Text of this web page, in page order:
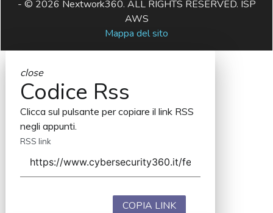
- © 2026 Nextwork360. ALL RIGHTS RESERVED. ISP
AWS
Mappa del sito
close
Codice Rss
Clicca sul pulsante per copiare il link RSS
negli appunti.
RSS link
COPIA LINK